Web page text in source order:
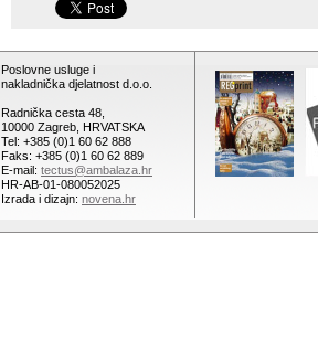
Poslovne usluge i
nakladnička djelatnost d.o.o.
Radnička cesta 48,
10000 Zagreb, HRVATSKA
Tel: +385 (0)1 60 62 888
Faks: +385 (0)1 60 62 889
E-mail: tectus@ambalaza.hr
HR-AB-01-080052025
Izrada i dizajn: novena.hr